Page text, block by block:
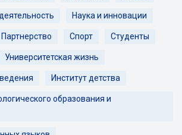
Наука и инновации
Партнерство Спорт Студенты
Университетская жизнь
Институт детства
образования и